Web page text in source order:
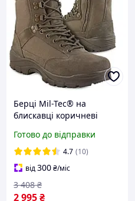
Берці Mil-Tec® на
блискавці коричневі
військових (37-46 розмір)
Готово до відправки
4.7 (10)
від300₴/міс
2 995₴
3 408 ₴